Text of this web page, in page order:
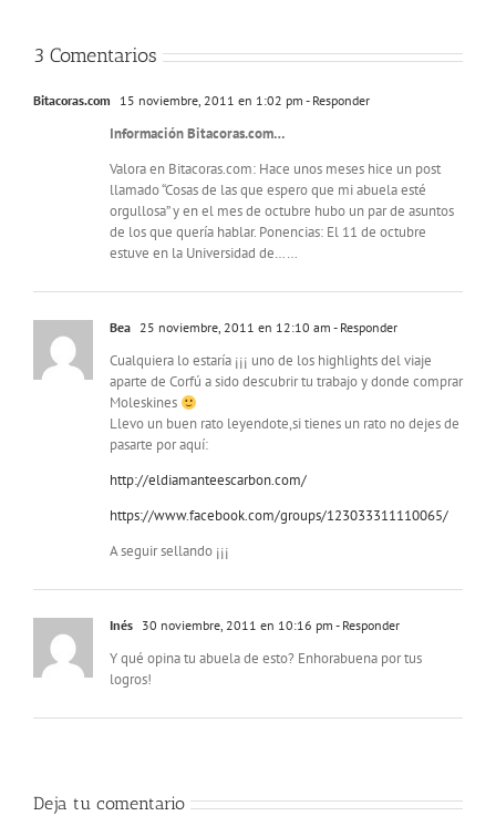
3 Comentarios
Bitacoras.com 15 noviembre, 2011 en 1:02 pm - Responder
Información Bitacoras.com…
Valora en Bitacoras.com: Hace unos meses hice un post
llamado “Cosas de las que espero que mi abuela esté
orgullosa” y en el mes de octubre hubo un par de asuntos
de los que quería hablar. Ponencias: El 11 de octubre
estuve en la Universidad de……
Bea 25 noviembre, 2011 en 12:10 am - Responder
Cualquiera lo estaría ¡¡¡ uno de los highlights del viaje
aparte de Corfú a sido descubrir tu trabajo y donde comprar
Moleskines
Llevo un buen rato leyendote,si tienes un rato no dejes de
pasarte por aquí:
http://eldiamanteescarbon.com/
https://www.facebook.com/groups/123033311110065/
A seguir sellando ¡¡¡
Inés 30 noviembre, 2011 en 10:16 pm - Responder
Y qué opina tu abuela de esto? Enhorabuena por tus
logros!
Deja tu comentario